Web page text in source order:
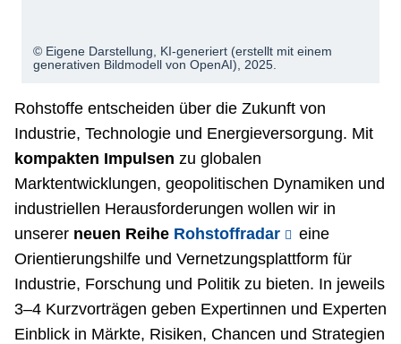
© Eigene Darstellung, KI-generiert (erstellt mit einem
generativen Bildmodell von OpenAI), 2025.
Rohstoffe entscheiden über die Zukunft von
Industrie, Technologie und Energieversorgung. Mit
kompakten Impulsen zu globalen
Marktentwicklungen, geopolitischen Dynamiken und
industriellen Herausforderungen wollen wir in
unserer neuen Reihe Rohstoffradar
eine
Orientierungshilfe und Vernetzungsplattform für
Industrie, Forschung und Politik zu bieten. In jeweils
3–4 Kurzvorträgen geben Expertinnen und Experten
Einblick in Märkte, Risiken, Chancen und Strategien